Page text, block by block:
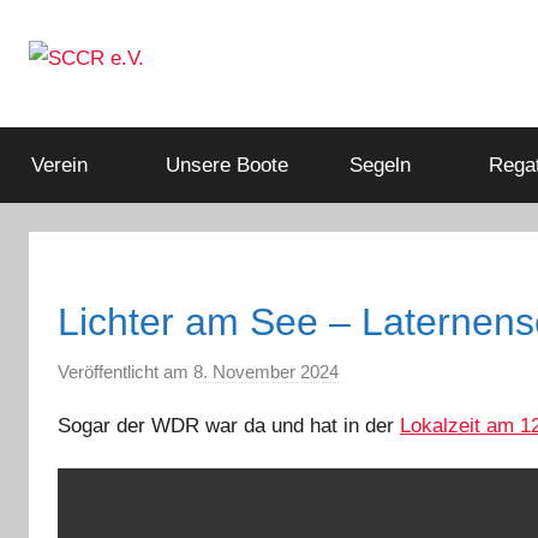
Inhalt
SCCR
e.V.
im
Deutschen
Verein Unsere Boote Segeln
Lichter am See –
Veröffentlicht am 8. November 2024
n
a
Sogar der WDR war da und hat in der Lokalzeit am